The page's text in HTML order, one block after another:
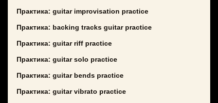
Практика: guitar improvisation practice
Практика: backing tracks guitar practice
Практика: guitar riff practice
Практика: guitar solo practice
Практика: guitar bends practice
Практика: guitar vibrato practice